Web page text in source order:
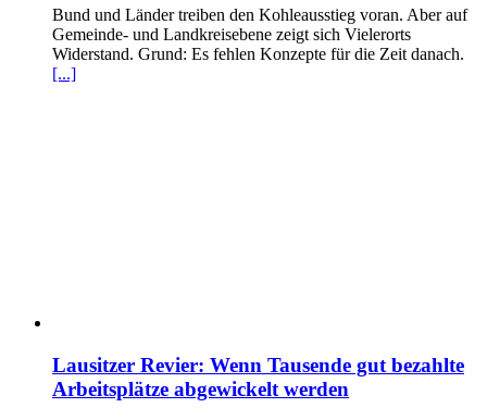
Bund und Länder treiben den Kohleausstieg voran. Aber auf
Gemeinde- und Landkreisebene zeigt sich Vielerorts
Widerstand. Grund: Es fehlen Konzepte für die Zeit danach.
[...]
Lausitzer Revier: Wenn Tausende gut bezahlte
Arbeitsplätze abgewickelt werden